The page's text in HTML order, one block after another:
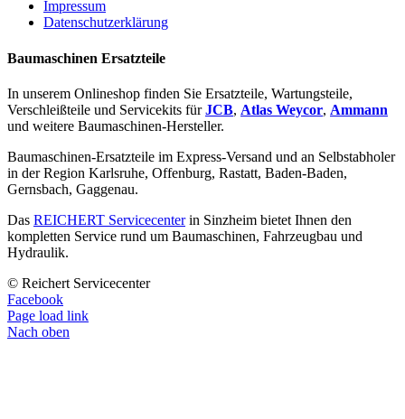
Impressum
Datenschutzerklärung
Baumaschinen Ersatzteile
In unserem Onlineshop finden Sie Ersatzteile, Wartungsteile,
Verschleißteile und Servicekits fürJCB, Atlas Weycor, Ammann
und weitere Baumaschinen-Hersteller.
Baumaschinen-Ersatzteile im Express-Versand und an Selbstabholer
in der Region Karlsruhe, Offenburg, Rastatt, Baden-Baden,
Gernsbach, Gaggenau.
Das REICHERT Servicecenterin Sinzheim bietet Ihnen den
kompletten Service rund um Baumaschinen, Fahrzeugbau und
Hydraulik.
© Reichert Servicecenter
Facebook
Page load link
Nach oben